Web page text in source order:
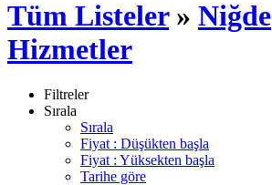
Tüm Listeler» Niğde
Hizmetler
Filtreler
Sırala
Sırala
Fiyat : Düşükten başla
Fiyat : Yüksekten başla
Tarihe göre